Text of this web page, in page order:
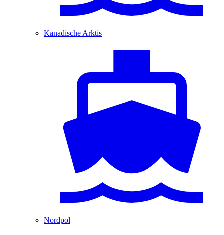
Kanadische Arktis
Nordpol